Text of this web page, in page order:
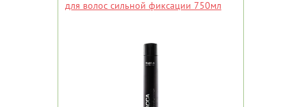
для волос сильной фиксации 750мл